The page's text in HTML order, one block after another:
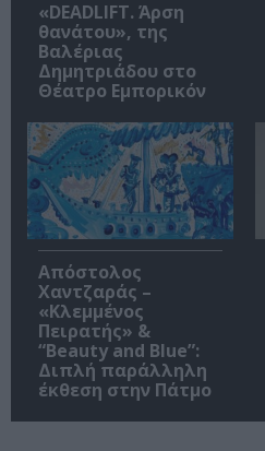
«DEADLIFT. Άρση
θανάτου», της
Βαλέριας
Δημητριάδου στο
Θέατρο Εμπορικόν
Απόστολος
Χαντζαράς –
«Κλεμμένος
Πειρατής» &
“Beauty and Blue”:
Διπλή παράλληλη
έκθεση στην Πάτμο